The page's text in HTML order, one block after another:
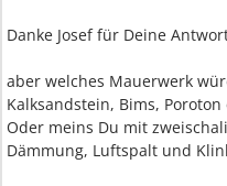
Danke Josef für Deine
aber welches Mauerwerk
Kalksandstein, Bims, Poroton
Oder meins Du mit
Dämmung, Luftspalt und